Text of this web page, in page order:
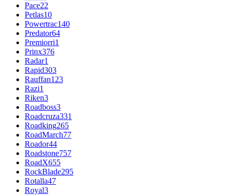
Pace22
Petlas10
Powertrac140
Predator64
Premiorri1
Prinx376
Radar1
Rapid303
Rauffan123
Razi1
Riken3
Roadboss3
Roadcruza331
Roadking265
RoadMarch77
Roador44
Roadstone757
RoadX655
RockBlade295
Rotalla47
Royal3